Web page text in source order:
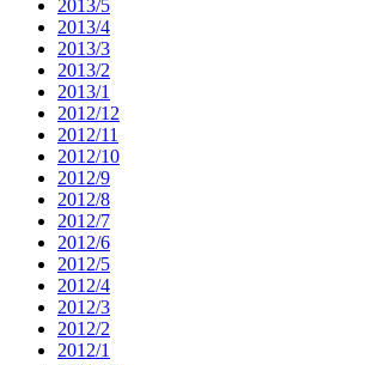
2013/5
2013/4
2013/3
2013/2
2013/1
2012/12
2012/11
2012/10
2012/9
2012/8
2012/7
2012/6
2012/5
2012/4
2012/3
2012/2
2012/1